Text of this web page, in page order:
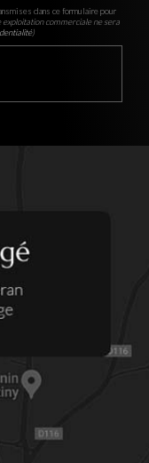
dans ce formulaire pour
exploitation commerciale ne sera
)